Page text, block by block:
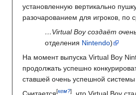
установленную вертикально
разочарованием для игроков, по
…Virtual Boy создаёт
отделения Nintendo)
На момент выпуска Virtual Boy
продолжать успешно
ставшей очень успешной системы
[кем?]